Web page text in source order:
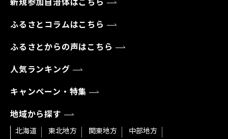
新規参加自治体はこちら
ふるさとコラムはこちら
ふるさとからの声はこちら
人気ランキング
キャンペーン・特集
地域から探す
北海道 東北地方 関東地方
中部地方